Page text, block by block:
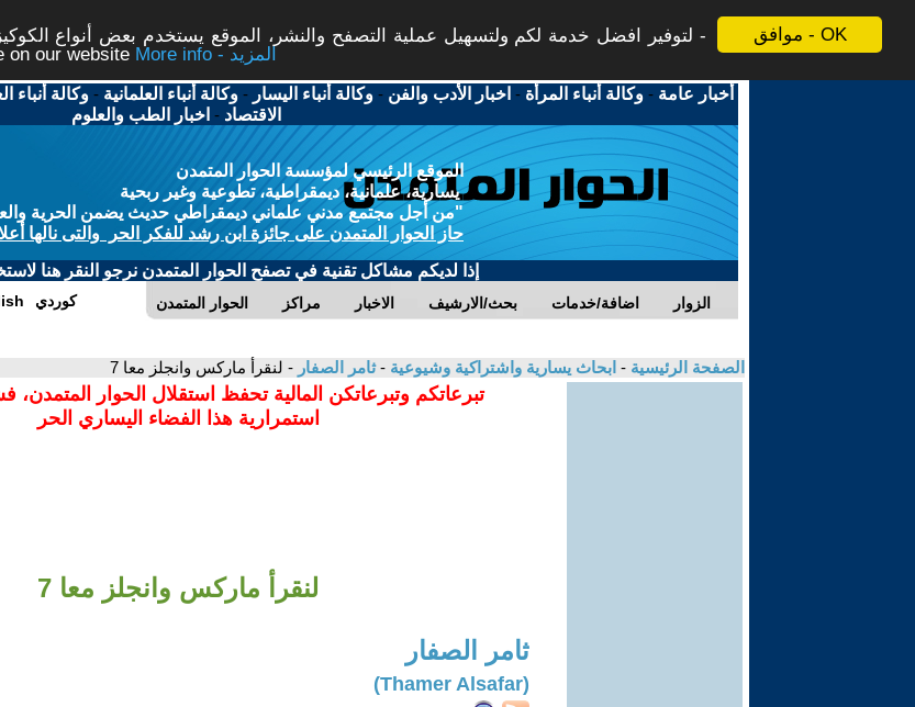
موافق - OK
لتوفير افضل خدمة لكم ولتسهيل عملية التصفح والنشر، الموقع يستخدم بعض أنواع
on our website
More info - المزيد
أخبار عامة -وكالة أنباء المرأة - اخبار الأدب والفن -وكالة أنباء اليسار -وكالة أنباء العلمانية -وكالة أنباء
الاقتصاد - اخبار الطب والعلوم
الموقع الرئيسي لمؤسسة الحوار المتمدن
يسارية، علمانية، ديمقراطية، تطوعية وغير ربحية
"من أجل مجتمع مدني علماني ديمقراطي حديث يضمن الحرية
حاز الحوار المتمدن على جائزة ابن رشد للفكر الحر والتى نالها
إذا لديكم مشاكل تقنية في تصفح الحوار المتمدن نرجو النقر هنا
الحوار المتمدن مراكز الاخبار بحث/الارشيف اضافة/خدمات الزوار كوردي
الصفحة الرئيسية - ابحاث يسارية واشتراكية وشيوعية -ثامر الصفار - لنقرأ ماركس وانجلز معا 7
تبرعاتكم وتبرعاتكن المالية تحفظ استقلال الحوار
استمرارية هذا الفضاء اليساري الحر
لنقرأ ماركس وانجلز معا 7
ثامر الصفار
(Thamer Alsafar)